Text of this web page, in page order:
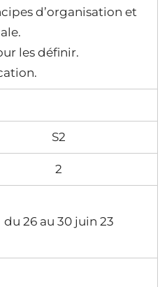
d’organisation et
les définir.
S2
2
du 26 au 30 juin 23